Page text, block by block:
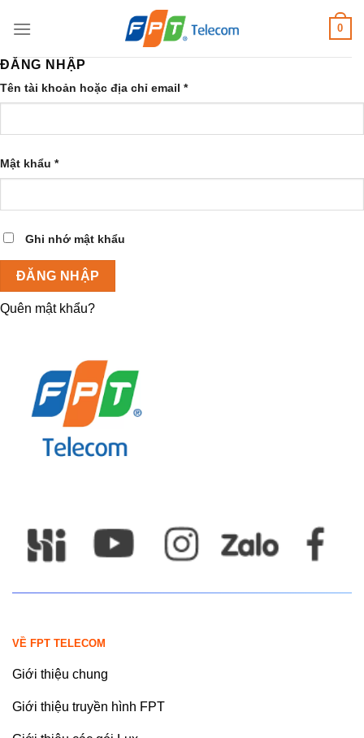
qua
dung
0
ĐĂNG NHẬP
Tên tài khoản hoặc địa chỉ email *Bắt
buộc
Mật khẩu *Bắt
buộc
Ghi nhớ mật khẩu
ĐĂNG NHẬP
Quên mật khẩu?
VỀ FPT TELECOM
Giới thiệu chung
Giới thiệu truyền hình FPT